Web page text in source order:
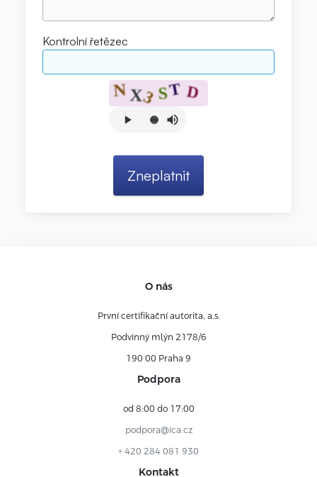
Kontrolní řetězec
O nás
První certifikační autorita, a.s.
Podvinný mlýn 2178/6
190 00 Praha 9
Podpora
od 8:00 do 17:00
podpora@ica.cz
+ 420 284 081 930
Kontakt